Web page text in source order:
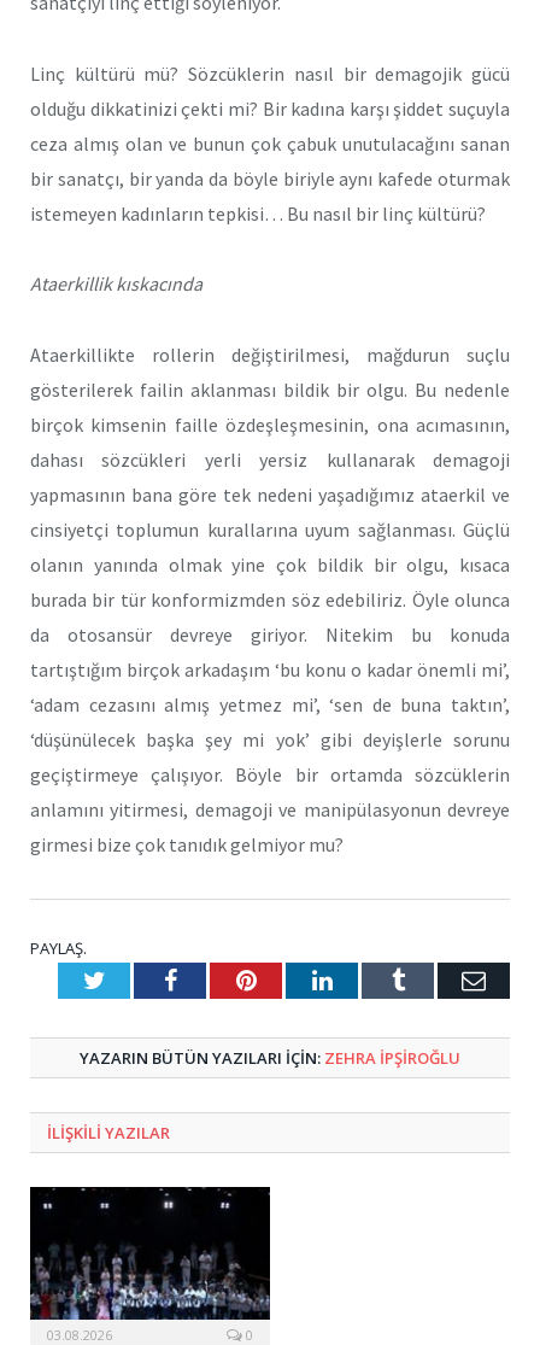
Linç kültürü mü? Sözcüklerin nasıl bir demagojik gücü
olduğu dikkatinizi çekti mi? Bir kadına karşı şiddet suçuyla
ceza almış olan ve bunun çok çabuk unutulacağını sanan
bir sanatçı, bir yanda da böyle biriyle aynı kafede oturmak
istemeyen kadınların tepkisi… Bu nasıl bir linç kültürü?
Ataerkillik kıskacında
Ataerkillikte rollerin değiştirilmesi, mağdurun suçlu
gösterilerek failin aklanması bildik bir olgu. Bu nedenle
birçok kimsenin faille özdeşleşmesinin, ona acımasının,
dahası sözcükleri yerli yersiz kullanarak demagoji
yapmasının bana göre tek nedeni yaşadığımız ataerkil ve
cinsiyetçi toplumun kurallarına uyum sağlanması. Güçlü
olanın yanında olmak yine çok bildik bir olgu, kısaca
burada bir tür konformizmden söz edebiliriz. Öyle olunca
da otosansür devreye giriyor. Nitekim bu konuda
tartıştığım birçok arkadaşım ‘bu konu o kadar önemli mi’,
‘adam cezasını almış yetmez mi’, ‘sen de buna taktın’,
‘düşünülecek başka şey mi yok’ gibi deyişlerle sorunu
geçiştirmeye çalışıyor. Böyle bir ortamda sözcüklerin
anlamını yitirmesi, demagoji ve manipülasyonun devreye
girmesi bize çok tanıdık gelmiyor mu?
PAYLAŞ.
TwitterFacebookPinterestLinkedInTumblr E-
YAZARIN BÜTÜN YAZILARI IÇIN: ZEHRA İPŞIROĞLU
ILIŞKILI YAZILAR
03.08.2026 0